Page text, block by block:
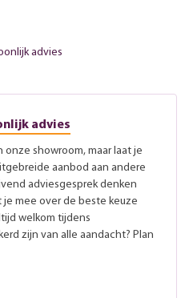
advies
advies
showroom, maar laat je
aanbod aan andere
adviesgesprek denken
mee over de beste keuze
welkom tijdens
zijn van alle aandacht? Plan